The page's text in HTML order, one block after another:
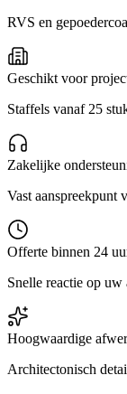
RVS en
Geschikt voor
Staffels vanaf 25
Zakelijke
Vast aanspreekpunt
Offerte binnen 24
Snelle reactie op uw
Hoogwaardige
Architectonisch